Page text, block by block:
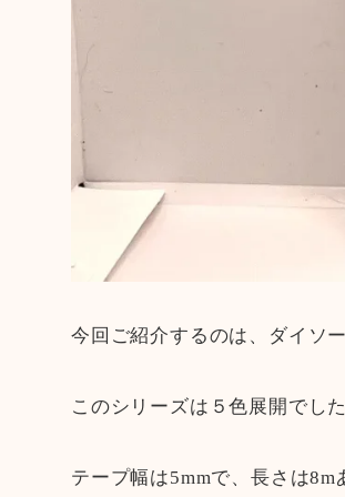
今回ご紹介するのは、ダイソ
このシリーズは５色展開でした
テープ幅は5mmで、長さは8m